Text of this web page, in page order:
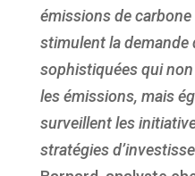
émissions de
stimulent la
sophistiquées qui
les émissions, mais
surveillent les
stratégies